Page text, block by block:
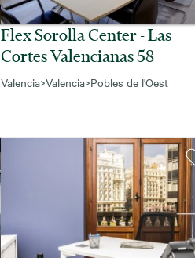
Flex Sorolla Center - Las
Cortes Valencianas 58
Valencia>Valencia>Pobles de l'Oest